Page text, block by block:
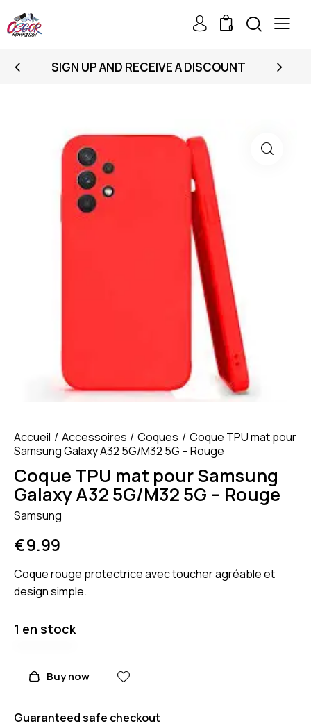
0
SIGN UP AND RECEIVE A DISCOUNT
Accueil Accessoires Coques
Coque TPU mat pour
Samsung Galaxy A32 5G/M32 5G – Rouge
Coque TPU mat pour Samsung
Galaxy A32 5G/M32 5G – Rouge
Samsung
€9.99
Coque rouge protectrice avec toucher agréable et
design simple.
1 en stock
Buy now
Guaranteed safe checkout